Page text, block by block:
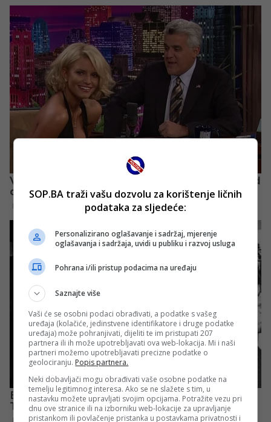
SOP.BA traži vašu dozvolu za korištenje ličnih
podataka za sljedeće:
Personalizirano oglašavanje i sadržaj, mjerenje
oglašavanja i sadržaja, uvidi u publiku i razvoj usluga
Pohrana i/ili pristup podacima na uređaju
Saznajte više
Vaši će se osobni podaci obrađivati, a podatke s vašeg
uređaja (kolačiće, jedinstvene identifikatore i druge podatke
uređaja) može pohranjivati, dijeliti te im pristupati 207
partnera ili ih može upotrebljavati ova web-lokacija. Mi i naši
partneri možemo upotrebljavati precizne podatke o
geolociranju. Popis partnera.
Neki dobavljači mogu obrađivati vaše osobne podatke na
temelju legitimnog interesa. Ako se ne slažete s tim, u
nastavku možete upravljati svojim opcijama. Potražite vezu pri
dnu ove stranice ili na izborniku web-lokacije za upravljanje
pristankom ili povlačenje pristanka u postavkama privatnosti i